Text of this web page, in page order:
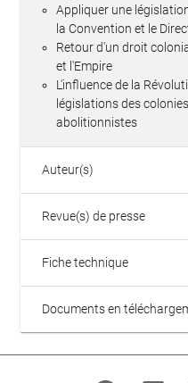
Appliquer une
la Convention et le
Retour d'un droit
et l'Empire
L'influence de la
législations des
abolitionnistes
Auteur(s)
Revue(s) de presse
Fiche technique
Documents en